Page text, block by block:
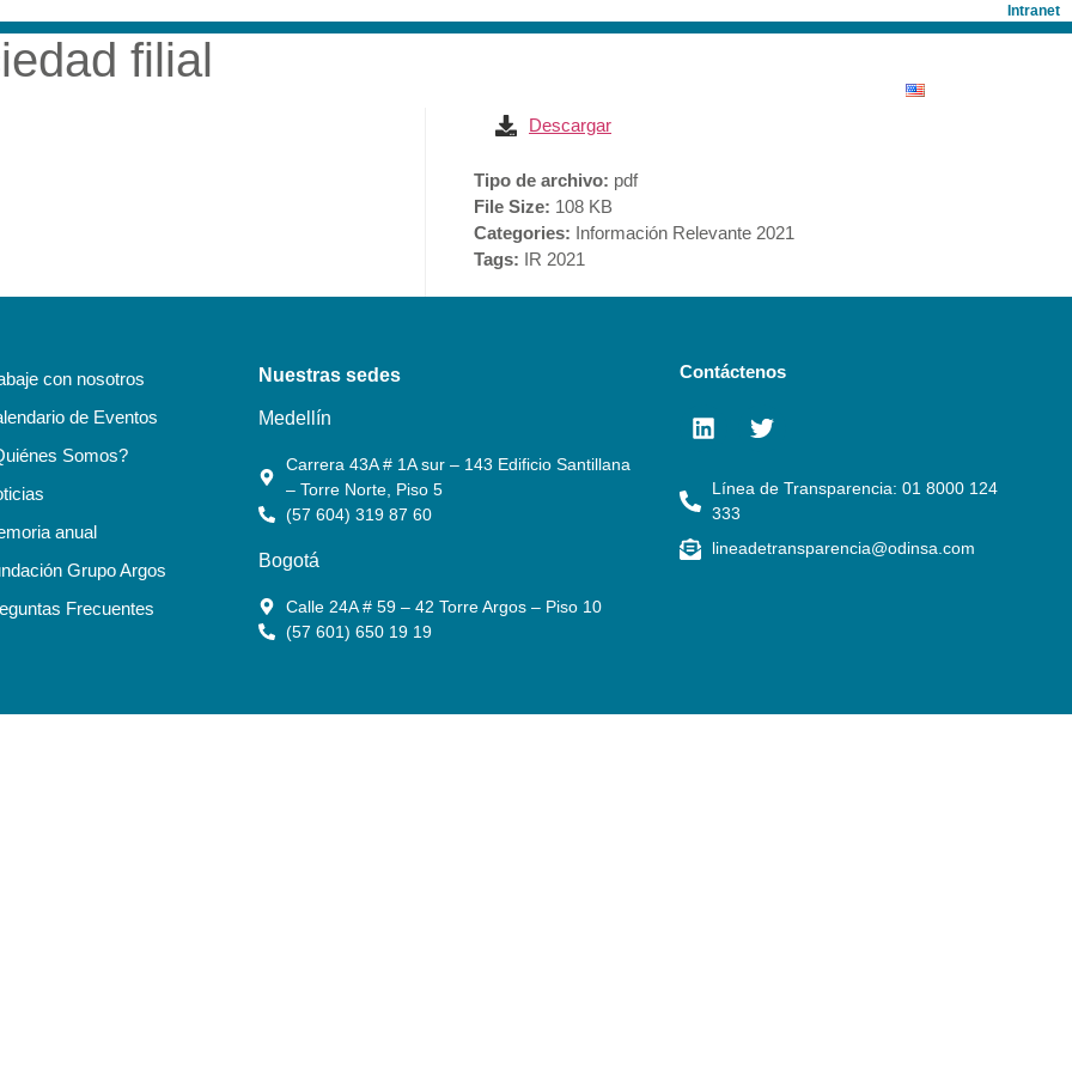
Intranet
filial
Descargar
Tipo de archivo: pdf
File Size: 108 KB
Categories: Información Relevante 2021
Tags: IR 2021
con nosotros
de Eventos
Somos?
anual
Grupo Argos
Frecuentes
Nuestras sedes
Medellín
Carrera 43A # 1A sur – 143 Edificio Santillana
– Torre Norte, Piso 5
(57 604) 319 87 60
Bogotá
Calle 24A # 59 – 42 Torre Argos – Piso 10
(57 601) 650 19 19
Contáctenos
Línea de Transparencia: 01 8000 124
333
lineadetransparencia@odinsa.com